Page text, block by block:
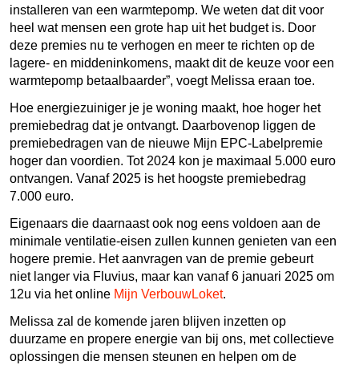
installeren van een warmtepomp. We weten dat dit voor
heel wat mensen een grote hap uit het budget is. Door
deze premies nu te verhogen en meer te richten op de
lagere- en middeninkomens, maakt dit de keuze voor een
warmtepomp betaalbaarder”, voegt Melissa eraan toe.
Hoe energiezuiniger je je woning maakt, hoe hoger het
premiebedrag dat je ontvangt. Daarbovenop liggen de
premiebedragen van de nieuwe Mijn EPC-Labelpremie
hoger dan voordien. Tot 2024 kon je maximaal 5.000 euro
ontvangen. Vanaf 2025 is het hoogste premiebedrag
7.000 euro.
Eigenaars die daarnaast ook nog eens voldoen aan de
minimale ventilatie-eisen zullen kunnen genieten van een
hogere premie. Het aanvragen van de premie gebeurt
niet langer via Fluvius, maar kan vanaf 6 januari 2025 om
12u via het online Mijn VerbouwLoket.
Melissa zal de komende jaren blijven inzetten op
duurzame en propere energie van bij ons, met collectieve
oplossingen die mensen steunen en helpen om de